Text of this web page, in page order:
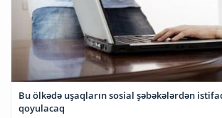
Bu ölkədə uşaqların sosial şəbəkələrdən
qoyulacaq